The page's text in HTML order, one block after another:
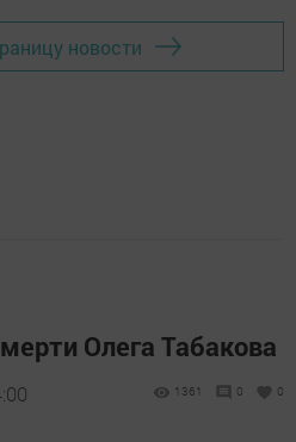
новости
Олега Табакова
1361 0 0